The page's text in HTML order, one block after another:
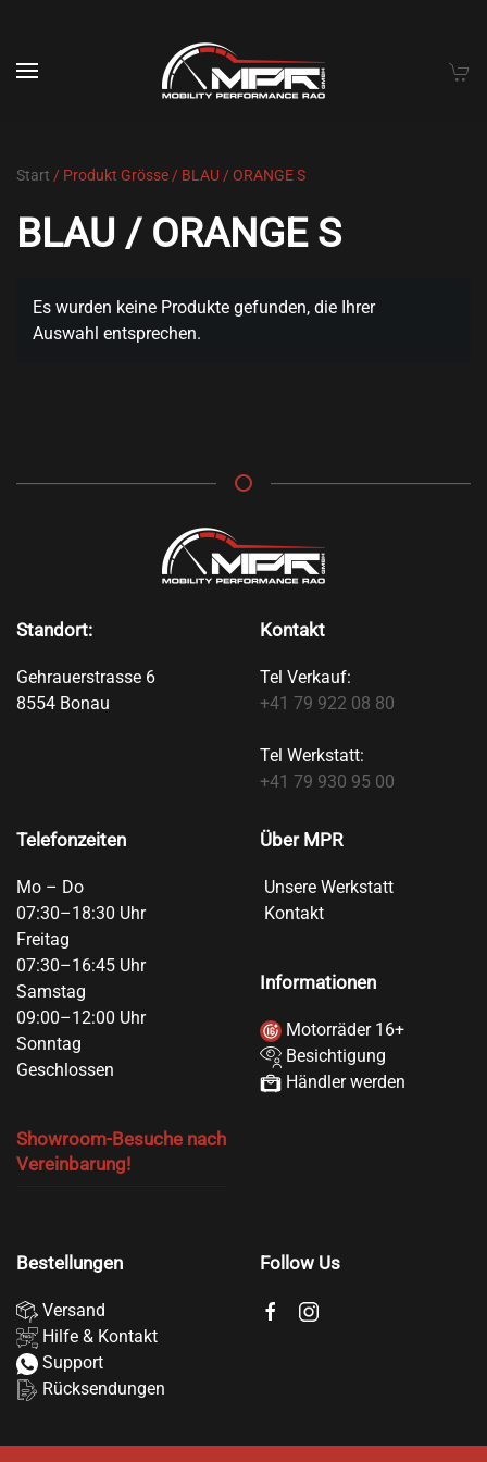
Skip to main content
Start / Produkt Grösse / BLAU / ORANGE S
BLAU / ORANGE S
Es wurden keine Produkte gefunden, die Ihrer
Auswahl entsprechen.
Standort:
Gehrauerstrasse 6
8554 Bonau
Kontakt
Tel Verkauf:
+41 79 922 08 80
Tel Werkstatt:
+41 79 930 95 00
Telefonzeiten
Mo – Do
07:30–18:30 Uhr
Freitag
07:30–16:45 Uhr
Samstag
09:00–12:00 Uhr
Sonntag
Geschlossen
Showroom-Besuche nach
Vereinbarung!
Über MPR
Unsere Werkstatt
Kontakt
Informationen
Motorräder 16+
Besichtigung
Händler werden
Bestellungen
Versand
Hilfe & Kontakt
Support
Rücksendungen
Follow Us